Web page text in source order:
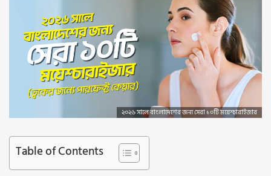
২০২৬ সালে বাংলাদেশের জন্য সেরা ১০টি ময়েশ্চারাইজার
Table of Contents